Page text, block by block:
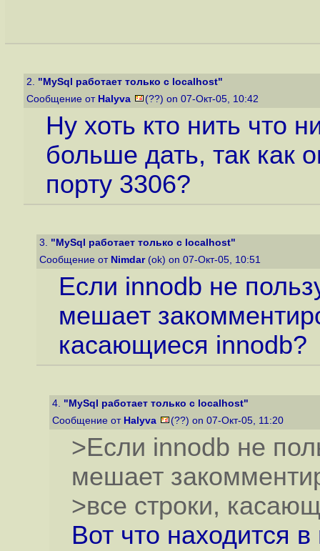
2. "MySql работает только с localhost"
Сообщение от Halyva (??) on 07-Окт-05, 10:42
Ну хоть кто нить что
больше дать, так как
порту 3306?
3. "MySql работает только с localhost"
Сообщение от Nimdar(ok) on 07-Окт-05, 10:51
Если innodb не
мешает
касающиеся innodb?
4. "MySql работает только с localhost"
Сообщение от Halyva (??) on 07-Окт-05, 11:20
>Если innodb не
мешает
>все строки,
Вот что находится в